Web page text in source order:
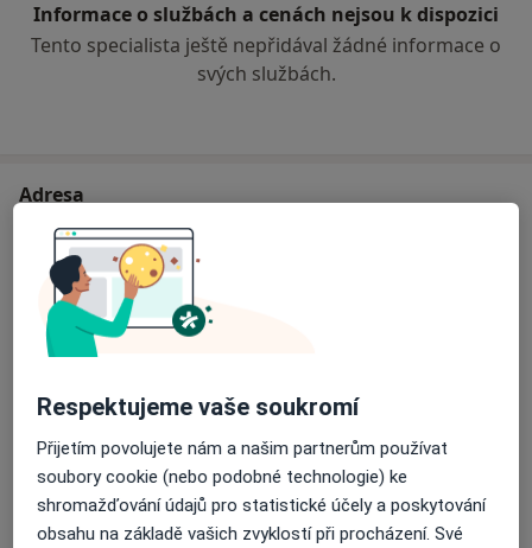
Informace o službách a cenách nejsou k dispozici
Tento specialista ještě nepřidával žádné informace o
svých službách.
Adresa
Praktický lékař pro dospělé
Štefánikova 1301,
Dostupnost
Na této adrese online kalendář není aktivní
Co mám v takové situaci udělat?
Způsoby platby (soukromé návštěvy)
Respektujeme vaše soukromí
Přijetím povolujete nám a našim partnerům používat
soubory cookie (nebo podobné technologie) ke
shromažďování údajů pro statistické účely a poskytování
obsahu na základě vašich zvyklostí při procházení. Své